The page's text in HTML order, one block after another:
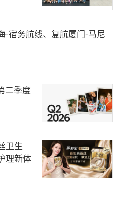
球旅报
号“全球旅报”发布最新的全球旅游产
在线旅游)、航空公司、飞机制造、
最新动态。扫描二维码，立即订
休闲, 旅行与旅馆
旅游业
-宿务航线、复航厦门-马尼
二季度
卫生
理新体